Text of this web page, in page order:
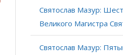
Святослав Мазур:
Великого Магистра
Святослав Мазур: